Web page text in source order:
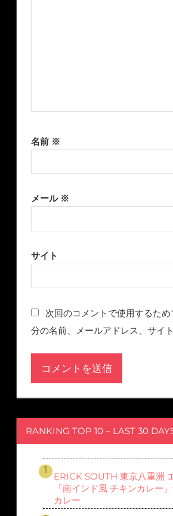
名前 ※
メール ※
サイト
次回のコメントで使用するた
分の名前、メールアドレス、サイト
RANKING TOP 10 – LAST 30
ERICK SOUTH 東京八重洲
「南インド風 チキンカレー
カレー